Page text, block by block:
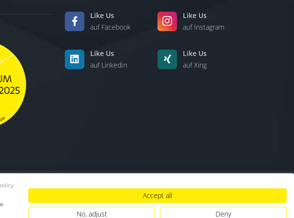
Like Us
auf Facebook
Like Us
auf Instagram
Like Us
auf LinkedIn
Like Us
auf Xing
Hinweisgebersystem
Accept all
No, adjust
Deny